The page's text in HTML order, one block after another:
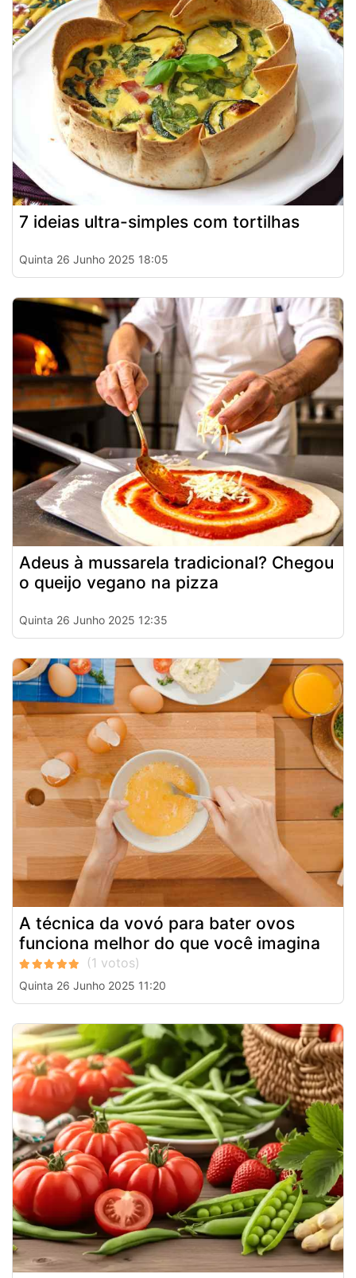
7 ideias ultra-simples com tortilhas
Quinta 26 Junho 2025 18:05
Adeus à mussarela tradicional? Chegou
o queijo vegano na pizza
Quinta 26 Junho 2025 12:35
A técnica da vovó para bater ovos
funciona melhor do que você imagina
Quinta 26 Junho 2025 11:20